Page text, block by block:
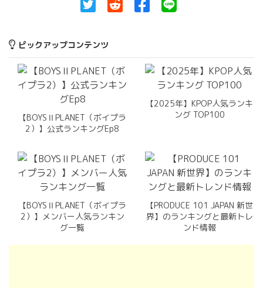
ピックアップコンテンツ
【BOYSⅡPLANET（ボイプラ
2）】公式ランキングEp8
【2025年】KPOP人気ランキ
ング TOP100
【BOYSⅡPLANET（ボイプラ
2）】メンバー人気ランキン
グ一覧
【PRODUCE 101 JAPAN 新世
界】のランキングと最新トレ
ンド情報